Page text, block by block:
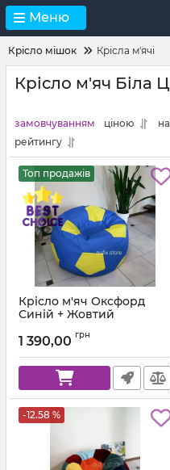
Меню
Крісло мішок Крісла м'ячі
Крісло м'яч Біла
замовчуванням ціною
рейтингу
Топ продажів
Крісло м'яч Оксфорд
Синій + Жовтий
1 390,00 грн
-12.58 %